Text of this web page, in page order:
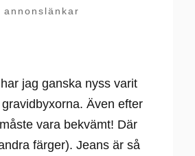
jag ganska nyss varit
Även efter
vara bekvämt! Där
färger). Jeans är så